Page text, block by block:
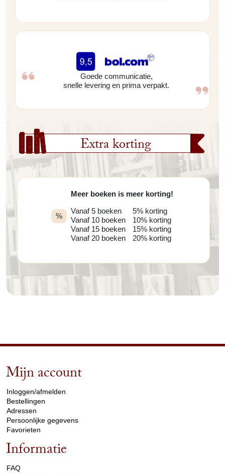
Goede communicatie,
snelle levering en prima verpakt.
Extra korting
%
Meer boeken is meer korting!
Vanaf 5 boeken
Vanaf 10 boeken
Vanaf 15 boeken
Vanaf 20 boeken
5% korting
10% korting
15% korting
20% korting
Mijn account
Inloggen/afmelden
Bestellingen
Adressen
Persoonlijke gegevens
Favorieten
Informatie
FAQ